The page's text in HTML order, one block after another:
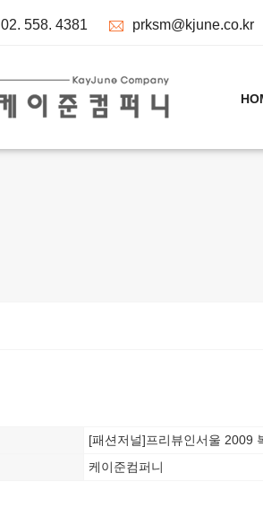
02. 558. 4381 prksm@kjune.co.kr
[패션저널]프리뷰인서울 2009
케이준컴퍼니